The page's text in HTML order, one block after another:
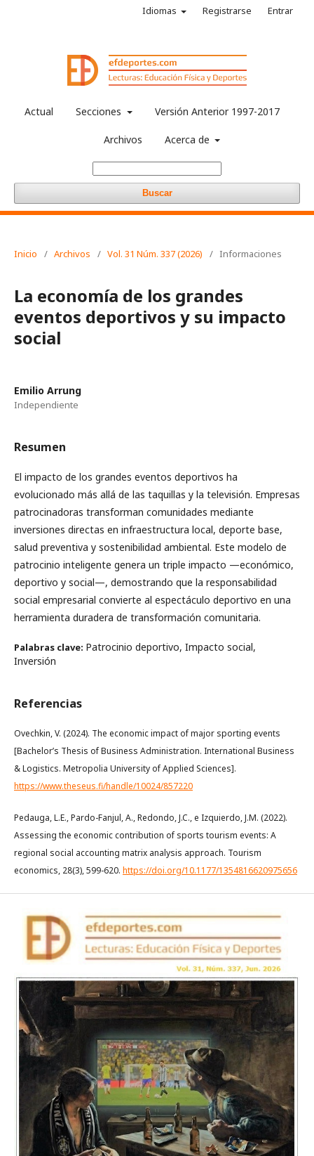
Actual Secciones Versión Anterior 1997-2017
Archivos Acerca de
Buscar
Idiomas Registrarse Entrar
Inicio / Archivos / Vol. 31 Núm. 337 (2026) / Informaciones
La economía de los grandes
eventos deportivos y su impacto
social
Emilio Arrung
Independiente
Resumen
El impacto de los grandes eventos deportivos ha
evolucionado más allá de las taquillas y la televisión. Empresas
patrocinadoras transforman comunidades mediante
inversiones directas en infraestructura local, deporte base,
salud preventiva y sostenibilidad ambiental. Este modelo de
patrocinio inteligente genera un triple impacto —económico,
deportivo y social—, demostrando que la responsabilidad
social empresarial convierte al espectáculo deportivo en una
herramienta duradera de transformación comunitaria.
Palabras clave: Patrocinio deportivo, Impacto social,
Inversión
Referencias
Ovechkin, V. (2024). The economic impact of major sporting events
[Bachelor’s Thesis of Business Administration. International Business
& Logistics. Metropolia University of Applied Sciences].
https://www.theseus.fi/handle/10024/857220
Pedauga, L.E., Pardo-Fanjul, A., Redondo, J.C., e Izquierdo, J.M. (2022).
Assessing the economic contribution of sports tourism events: A
regional social accounting matrix analysis approach. Tourism
economics, 28(3), 599-620. https://doi.org/10.1177/1354816620975656